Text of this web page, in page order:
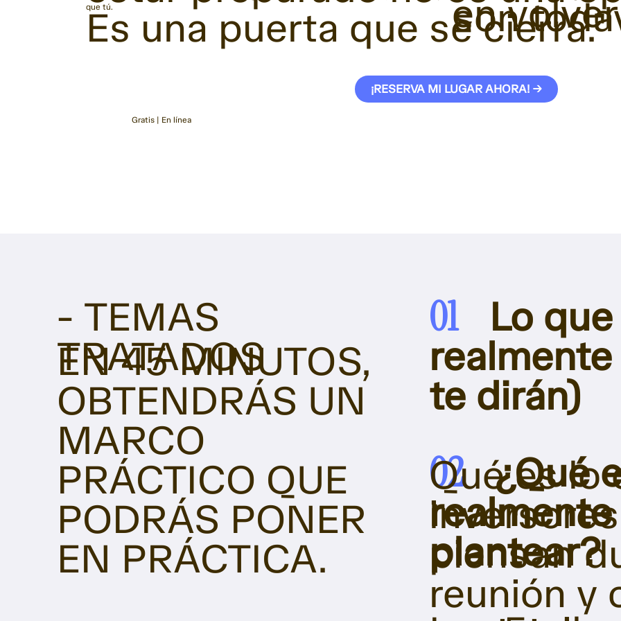
Gratis | En línea
¡RESERVA MI LUGAR AHORA! →
Es una puerta que se cierra."
que tú.
en
son
02 ¿Qué
plantear?
- TEMAS
TRATADOS
EN 45 MINUTOS,
OBTENDRÁS UN
MARCO
PRÁCTICO QUE
PODRÁS PONER
EN PRÁCTICA.
01
Lo
te dirán)
Qué es lo
piensan
reunión y